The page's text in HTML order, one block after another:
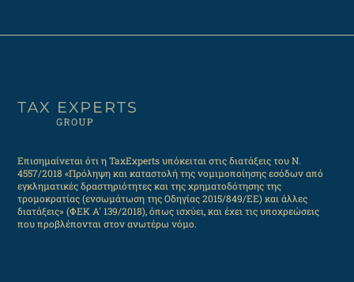
Επισημαίνεται ότι η TaxExperts υπόκειται στις διατάξεις του Ν.
4557/2018 «Πρόληψη και καταστολή της νομιμοποίησης εσόδων από
εγκληματικές δραστηριότητες και της χρηματοδότησης της
τρομοκρατίας (ενσωμάτωση της Οδηγίας 2015/849/ΕΕ) και άλλες
διατάξεις» (ΦΕΚ Α' 139/2018), όπως ισχύει, και έχει τις υποχρεώσεις
που προβλέπονται στον ανωτέρω νόμο.